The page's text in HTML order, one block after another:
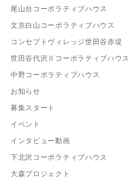
尾山台コーポラティブハウス
文京白山コーポラティブハウス
コンセプトヴィレッジ世田谷赤堤
世田谷代沢Ⅱコーポラティブハウス
中野コーポラティブハウス
お知らせ
募集スタート
イベント
インタビュー動画
下北沢コーポラティブハウス
大森プロジェクト